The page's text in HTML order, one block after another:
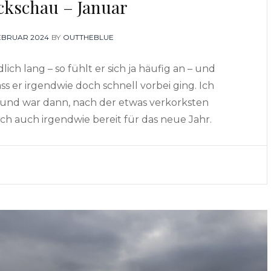
– Januar
2024 BY OUTTHEBLUE
lang – so fühlt er sich ja häufig an – und
er irgendwie doch schnell vorbei ging. Ich
war dann, nach der etwas verkorksten
auch irgendwie bereit für das neue Jahr.